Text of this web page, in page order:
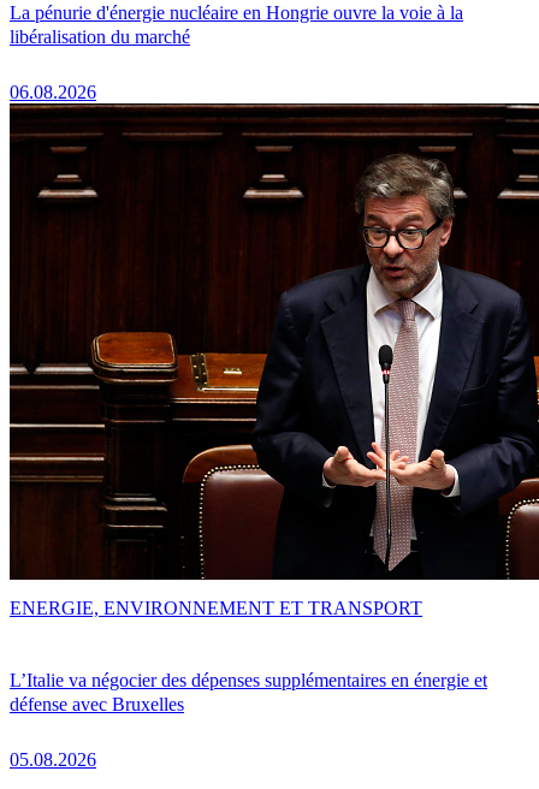
La pénurie d'énergie nucléaire en Hongrie ouvre la voie à la
libéralisation du marché
06.08.2026
L’Italie va négocier des dépenses supplémentaires en énergie et
défense avec Bruxelles
05.08.2026
ENERGIE, ENVIRONNEMENT ET TRANSPORT